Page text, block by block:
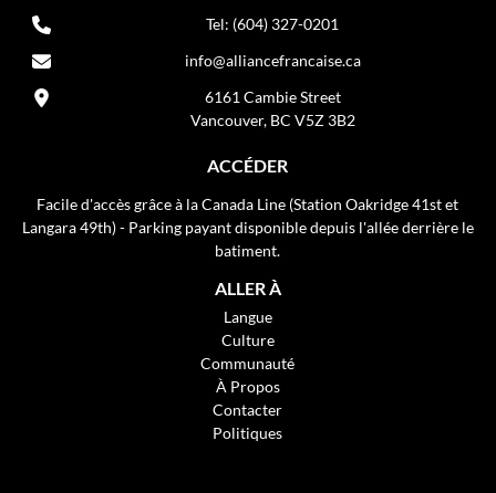
Tel: (604) 327-0201
info@alliancefrancaise.ca
6161 Cambie Street
Vancouver, BC V5Z 3B2
ACCÉDER
Facile d'accès grâce à la Canada Line (Station Oakridge 41st et
Langara 49th) - Parking payant disponible depuis l'allée derrière le
batiment.
ALLER À
Langue
Culture
Communauté
À Propos
Contacter
Politiques